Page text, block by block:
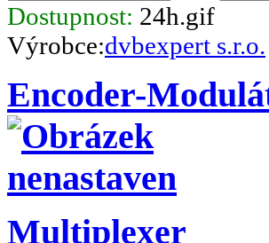
Dostupnost: 24h.gif
Výrobce:dvbexpert s.r.o.
Encoder-
Multiplexer